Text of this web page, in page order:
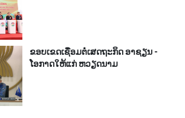
ຂອບເຂດເຊື່ອມຕໍ່ເສດຖະກິດ ອາຊຽນ -
ໂອກາດໃຫ້ແກ່ ຫວຽດນາມ